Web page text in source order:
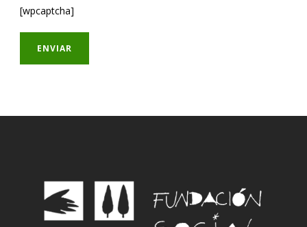
[wpcaptcha]